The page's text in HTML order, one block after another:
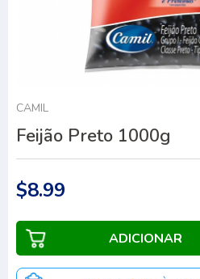
CAMIL
Feijão Preto 1000g
$8.99